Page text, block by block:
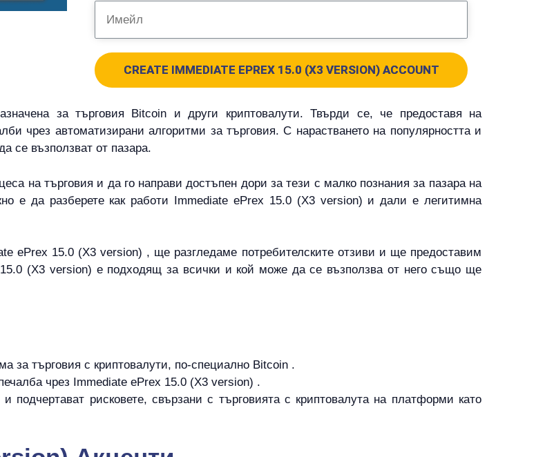
CREATE IMMEDIATE EPREX 15.0 (X3 VERSION) ACCOUNT
за търговия Bitcoin и други криптовалути. Твърди се, че предоставя на
чрез автоматизирани алгоритми за търговия. С нарастването на популярността и
се възползват от пазара.
на търговия и да го направи достъпен дори за тези с малко познания за пазара на
е да разберете как работи Immediate ePrex 15.0 (X3 version) и дали е легитимна
ePrex 15.0 (X3 version) , ще разгледаме потребителските отзиви и ще предоставим
(X3 version) е подходящ за всички и кой може да се възползва от него също ще
за търговия с криптовалути, по-специално Bitcoin .
чрез Immediate ePrex 15.0 (X3 version) .
подчертават рисковете, свързани с търговията с криптовалута на платформи като